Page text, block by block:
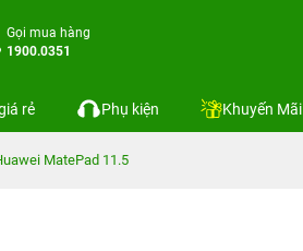
Gọi mua hàng
1900.0351
rẻ Phụ kiện Khuyến Mãi
MatePad 11.5